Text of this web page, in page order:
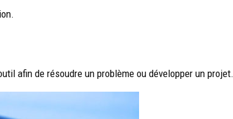
afin de résoudre un problème ou développer un projet.